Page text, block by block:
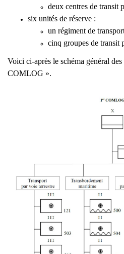
deux centres de transit
six unités de réserve :
un régiment de
cinq groupes de transit
Voici ci-après le schéma général
COMLOG ».